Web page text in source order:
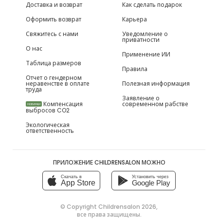
Доставка и возврат
Оформить возврат
Свяжитесь с нами
О нас
Таблица размеров
Отчет о гендерном
неравенстве в оплате
труда
НОВИНКИ Компенсация
выбросов CO2
Экологическая
ответственность
Как сделать подарок
Карьера
Уведомление о
приватности
Применение ИИ
Правила
Полезная информация
Заявление о
современном рабстве
ПРИЛОЖЕНИЕ CHILDRENSALON МОЖНО
Скачать в
App Store
Установить через
Google Play
© Copyright Childrensalon 2026,
все права защищены.